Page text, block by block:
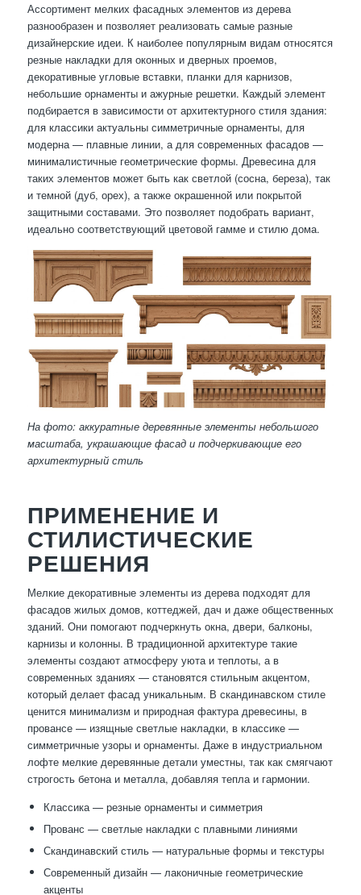
Ассортимент мелких фасадных элементов из дерева
разнообразен и позволяет реализовать самые разные
дизайнерские идеи. К наиболее популярным видам относятся
резные накладки для оконных и дверных проемов,
декоративные угловые вставки, планки для карнизов,
небольшие орнаменты и ажурные решетки. Каждый элемент
подбирается в зависимости от архитектурного стиля здания:
для классики актуальны симметричные орнаменты, для
модерна — плавные линии, а для современных фасадов —
минималистичные геометрические формы. Древесина для
таких элементов может быть как светлой (сосна, береза), так
и темной (дуб, орех), а также окрашенной или покрытой
защитными составами. Это позволяет подобрать вариант,
идеально соответствующий цветовой гамме и стилю дома.
На фото: аккуратные деревянные элементы небольшого
масштаба, украшающие фасад и подчеркивающие его
архитектурный стиль
ПРИМЕНЕНИЕ И
СТИЛИСТИЧЕСКИЕ
РЕШЕНИЯ
Мелкие декоративные элементы из дерева подходят для
фасадов жилых домов, коттеджей, дач и даже общественных
зданий. Они помогают подчеркнуть окна, двери, балконы,
карнизы и колонны. В традиционной архитектуре такие
элементы создают атмосферу уюта и теплоты, а в
современных зданиях — становятся стильным акцентом,
который делает фасад уникальным. В скандинавском стиле
ценится минимализм и природная фактура древесины, в
провансе — изящные светлые накладки, в классике —
симметричные узоры и орнаменты. Даже в индустриальном
лофте мелкие деревянные детали уместны, так как смягчают
строгость бетона и металла, добавляя тепла и гармонии.
Классика — резные орнаменты и симметрия
Прованс — светлые накладки с плавными линиями
Скандинавский стиль — натуральные формы и текстуры
Современный дизайн — лаконичные геометрические
акценты